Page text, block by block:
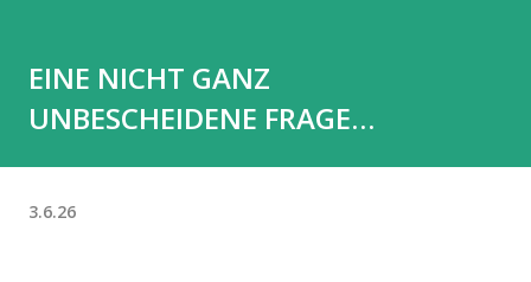
EINE NICHT GANZ
UNBESCHEIDENE FRAGE…
3.6.26